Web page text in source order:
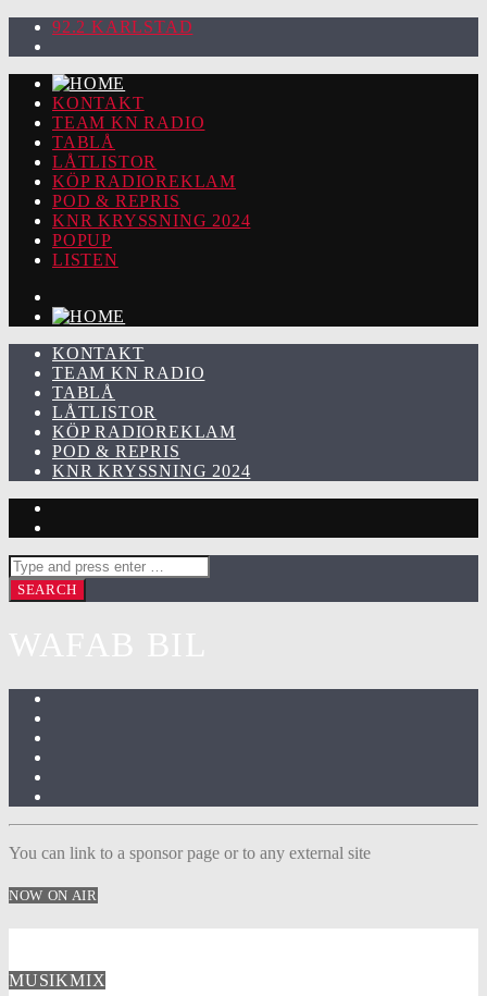
92.2 KARLSTAD
KONTAKT
TEAM KN RADIO
TABLÅ
LÅTLISTOR
KÖP RADIOREKLAM
POD & REPRIS
KNR KRYSSNING 2024
POPUP
LISTEN
KONTAKT
TEAM KN RADIO
TABLÅ
LÅTLISTOR
KÖP RADIOREKLAM
POD & REPRIS
KNR KRYSSNING 2024
You can link to a sponsor page or to any external site
NOW ON AIR
MUSIKMIX